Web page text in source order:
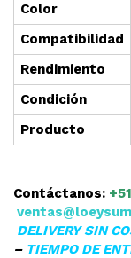
Color
Compatibilidad
Rendimiento
Condición
Producto
Contáctanos:
DELIVERY SIN
– TIEMPO DE